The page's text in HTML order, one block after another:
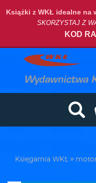
Książki z WKŁ idealne na
SKORZYSTAJ Z
KOD
Księgarnia WKŁ